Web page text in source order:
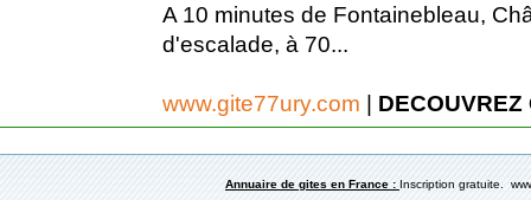
A 10 minutes de Fontainebleau,
d'escalade, à 70...
www.gite77ury.com |
Annuaire de gites en France : Inscription gratuite.